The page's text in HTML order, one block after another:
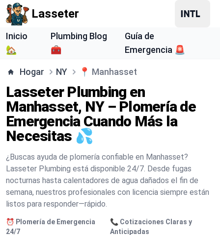
Lasseter
Inicio
🏡
Plumbing Blog
🧰
Guía de
Emergencia 🚨
Hogar NY 📍 Manhasset
Lasseter Plumbing en
Manhasset, NY – Plomería de
Emergencia Cuando Más la
Necesitas 💦
¿Buscas ayuda de plomería confiable en Manhasset?
Lasseter Plumbing está disponible 24/7. Desde fugas
nocturnas hasta calentadores de agua dañados el fin de
semana, nuestros profesionales con licencia siempre están
listos para responder—rápido.
⏰ Plomería de Emergencia
24/7
📞 Cotizaciones Claras y
Anticipadas